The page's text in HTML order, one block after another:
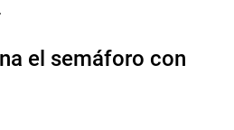
el semáforo con